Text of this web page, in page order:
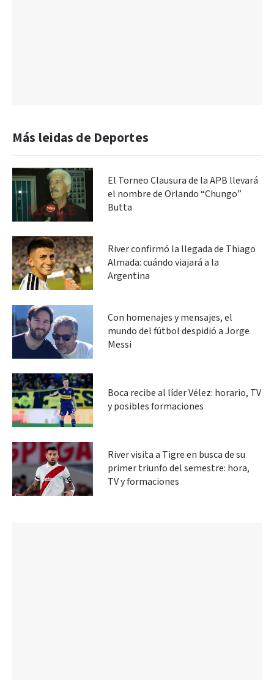
Más leidas de Deportes
El Torneo Clausura de la APB llevará
el nombre de Orlando “Chungo”
Butta
River confirmó la llegada de Thiago
Almada: cuándo viajará a la
Argentina
Con homenajes y mensajes, el
mundo del fútbol despidió a Jorge
Messi
Boca recibe al líder Vélez: horario, TV
y posibles formaciones
River visita a Tigre en busca de su
primer triunfo del semestre: hora,
TV y formaciones